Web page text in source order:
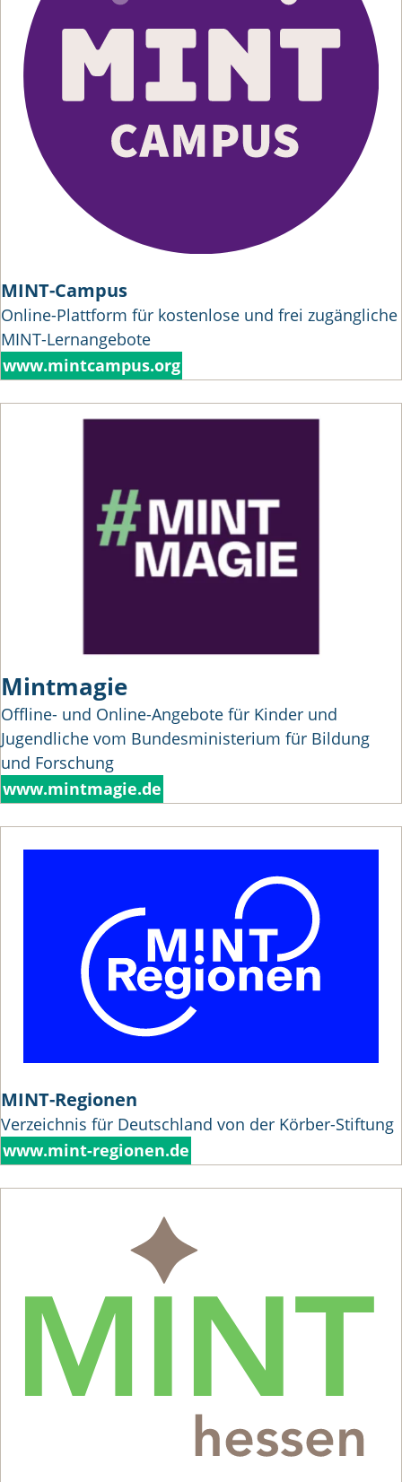
MINT-Campus
Online-Plattform für kostenlose und frei zugängliche
MINT-Lernangebote
www.mintcampus.org
Mintmagie
Offline- und Online-Angebote für Kinder und
Jugendliche vom Bundesministerium für Bildung
und Forschung
www.mintmagie.de
MINT-Regionen
Verzeichnis für Deutschland von der Körber-Stiftung
www.mint-regionen.de